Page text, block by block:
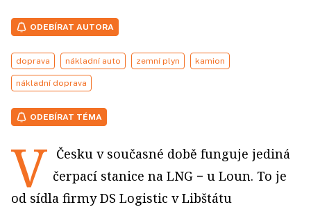
ODEBÍRAT AUTORA
doprava nákladní auto zemní plyn kamion
nákladní doprava
ODEBÍRAT TÉMA
V Česku v současné době funguje jediná
čerpací stanice na LNG − u Loun. To je
od sídla firmy DS Logistic v Libštátu